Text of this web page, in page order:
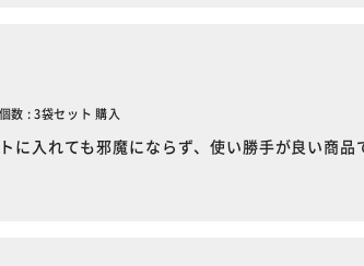
数 : 3袋セット 購入
に入れても邪魔にならず、使い勝手が良い商品